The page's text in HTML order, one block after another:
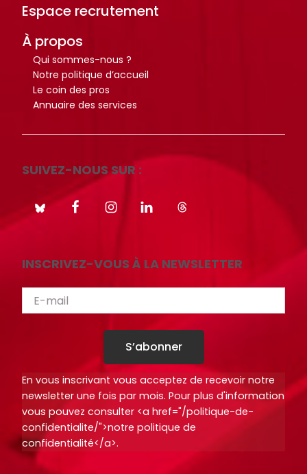
Octo+
Octo+
Espace recrutement
À propos
Qui sommes-nous ?
Notre politique d’accueil
Le coin des pros
Annuaire des services
SUIVEZ-NOUS SUR :
INSCRIVEZ-VOUS À LA NEWSLETTER
S’abonner
En vous inscrivant vous acceptez de recevoir notre
newsletter une fois par mois. Pour plus d'information
vous pouvez consulter <a href="/politique-de-
confidentialite/">notre politique de
confidentialité</a>.